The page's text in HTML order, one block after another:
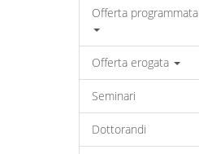
Offerta programmata
Offerta erogata
Seminari
Dottorandi